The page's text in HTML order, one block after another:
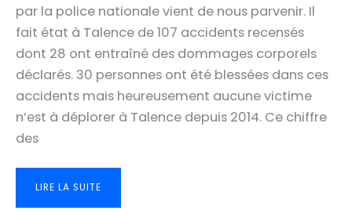
par la police nationale vient de nous parvenir. Il
fait état à Talence de 107 accidents recensés
dont 28 ont entraîné des dommages corporels
déclarés. 30 personnes ont été blessées dans ces
accidents mais heureusement aucune victime
n’est à déplorer à Talence depuis 2014. Ce chiffre
des
SÉCURITÉ
LIRE LA SUITE